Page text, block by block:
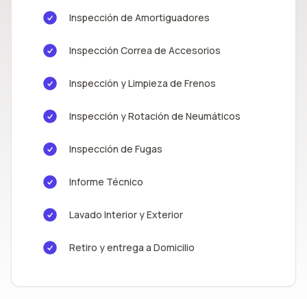
Inspección de Amortiguadores
Inspección Correa de Accesorios
Inspección y Limpieza de Frenos
Inspección y Rotación de Neumáticos
Inspección de Fugas
Informe Técnico
Lavado Interior y Exterior
Retiro y entrega a Domicilio